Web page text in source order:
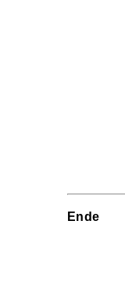
Ende